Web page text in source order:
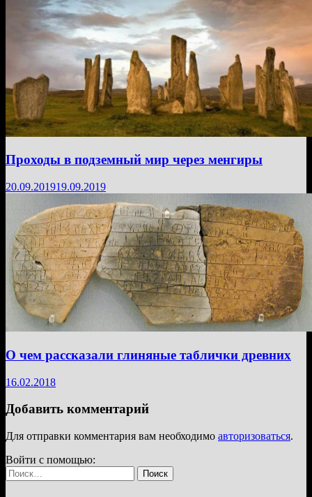
Проходы в подземный мир через менгиры
20.09.201919.09.2019
О чем рассказали глиняные таблички древних
16.02.2018
Добавить комментарий
Для отправки комментария вам необходимо авторизоваться.
Войти с помощью:
Найти: